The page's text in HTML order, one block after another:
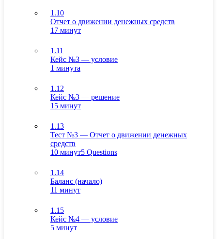
1.10
Отчет о движении денежных средств
17 минут
1.11
Кейс №3 — условие
1 минута
1.12
Кейс №3 — решение
15 минут
1.13
Тест №3 — Отчет о движении денежных
средств
10 минут5 Questions
1.14
Баланс (начало)
11 минут
1.15
Кейс №4 — условие
5 минут